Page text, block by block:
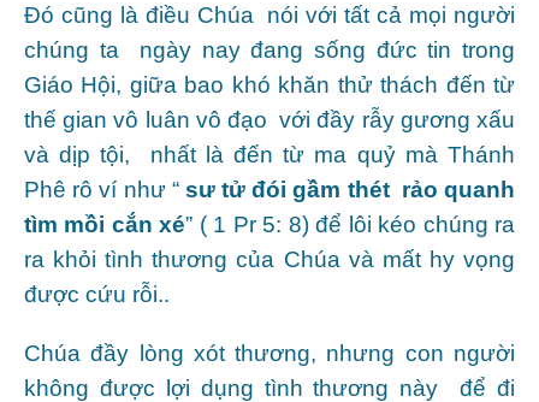
Đó cũng là điều Chúa nói với tất cả mọi người
chúng ta ngày nay đang sống đức tin trong
Giáo Hội, giữa bao khó khăn thử thách đến từ
thế gian vô luân vô đạo với đầy rẫy gương xấu
và dịp tội, nhất là đến từ ma quỷ mà Thánh
Phê rô ví như “ sư tử đói gầm thét rảo quanh
tìm mồi cắn xé” ( 1 Pr 5: 8) để lôi kéo chúng ra
ra khỏi tình thương của Chúa và mất hy vọng
được cứu rỗi..
Chúa đầy lòng xót thương, nhưng con người
không được lợi dụng tình thương này để đi